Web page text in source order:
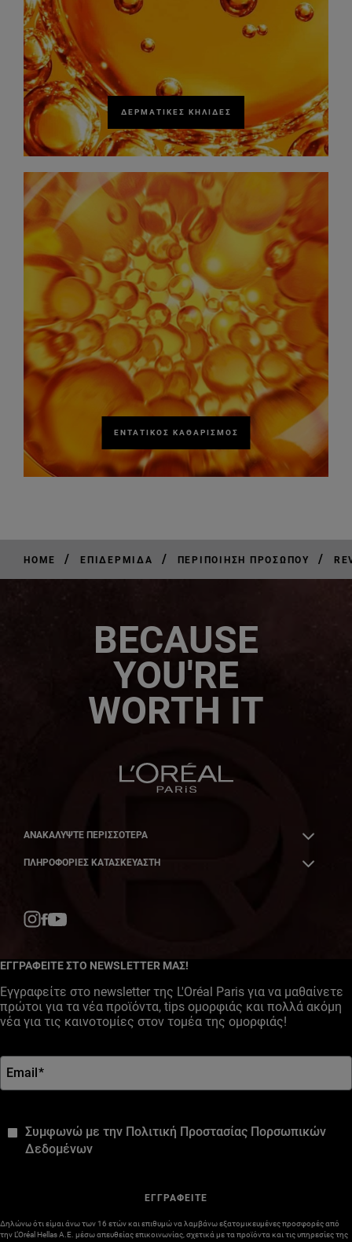
ΔΕΡΜΑΤΙΚΈΣ ΚΗΛΊΔΕΣ
ΕΝΤΑΤΙΚΌΣ ΚΑΘΑΡΙΣΜΌΣ
HOME / ΕΠΙΔΕΡΜΊΔΑ / ΠΕΡΙΠΟΊΗΣΗ ΠΡΟΣΏΠΟΥ /
BECAUSE
YOU'RE
WORTH IT
ΑΝΑΚΑΛΎΨΤΕ ΠΕΡΙΣΣΌΤΕΡΑ
ΠΛΗΡΟΦΟΡΙΕΣ ΚΑΤΑΣΚΕΥΑΣΤΗ
ΕΓΓΡΑΦΕΙΤΕ ΣΤΟ NEWSLETTER ΜΑΣ!
Εγγραφείτε στο newsletter της L'Oréal Paris για να μαθαίνετε
πρώτοι για τα νέα προϊόντα, tips ομορφιάς και πολλά ακόμη
νέα για τις καινοτομίες στον τομέα της ομορφιάς!
Email *
Συμφωνώ με την Πολιτική Προστασίας Πορσωπικών
Δεδομένων
ΕΓΓΡΑΦΕΙΤΕ
Δηλώνω ότι είμαι άνω των 16 ετών και επιθυμώ να λαμβάνω εξατομικευμένες προσφορές από
την L’Oréal Hellas A.E. μέσω απευθείας επικοινωνίας, σχετικά με τα προϊόντα και τις υπηρεσίες της